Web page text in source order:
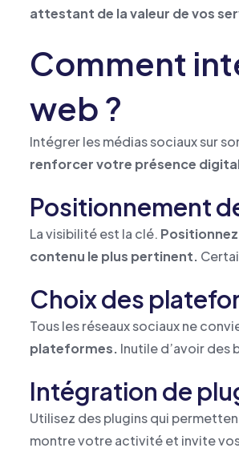
attestant de la valeur de vos
Comment
web ?
Intégrer les médias sociaux sur
renforcer votre présence
Positionnement
La visibilité est la clé.
contenu le plus pertinent.
Choix des
Tous les réseaux sociaux ne
plateformes. Inutile d’avoir des
Intégration de
Utilisez des plugins qui
montre votre activité et invite